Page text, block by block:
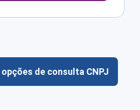
de consulta CNPJ